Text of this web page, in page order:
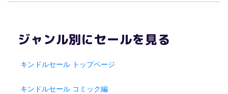
ジャンル別にセールを見る
キンドルセール トップページ
キンドルセール コミック編